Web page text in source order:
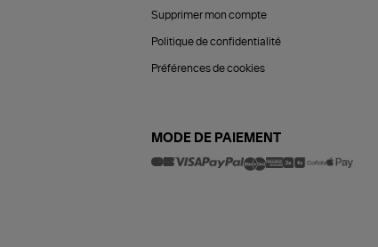
Supprimer mon compte
Politique de confidentialité
Préférences de cookies
MODE DE PAIEMENT